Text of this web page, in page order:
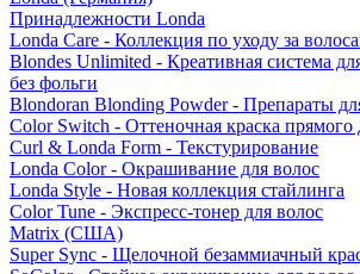
Принадлежности Londa
Londa Care - Коллекция по уходу за
Blondes Unlimited - Креативная система
без фольги
Blondoran Blonding Powder - Препараты
Color Switch - Оттеночная краска прямого
Curl & Londa Form - Текстурирование
Londa Color - Окрашивание для волос
Londa Style - Новая коллекция стайлинга
Color Tune - Экспресс-тонер для волос
Matrix (США)
Super Sync - Щелочной безаммиачный